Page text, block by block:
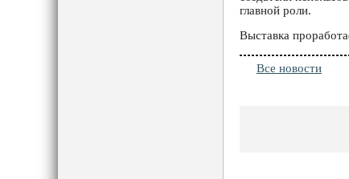
главной роли.
Выставка
Все новости